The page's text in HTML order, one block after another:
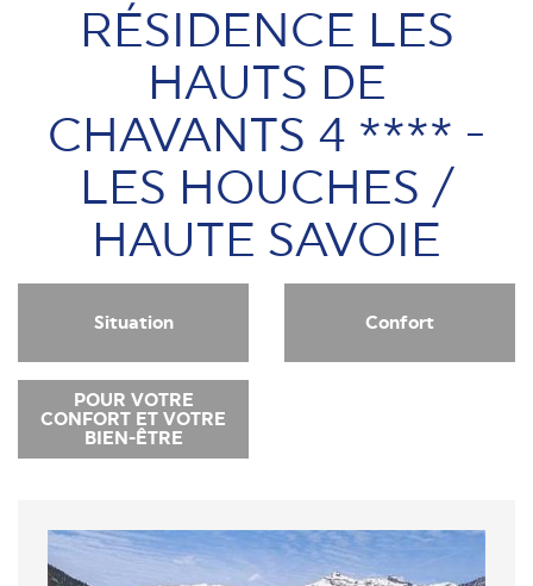
RÉSIDENCE LES
HAUTS DE
CHAVANTS 4 **** -
LES HOUCHES /
HAUTE SAVOIE
Situation Confort
POUR VOTRE
CONFORT ET VOTRE
BIEN-ÊTRE